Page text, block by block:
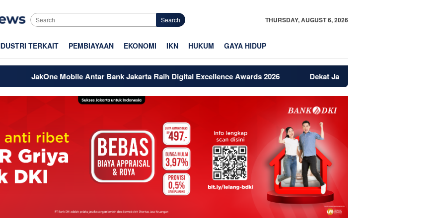
Search THURSDAY, AUGUST 6, 2026
TERKAIT PEMBIAYAAN EKONOMI IKN HUKUM GAYA HIDUP
Mobile Antar Bank Jakarta Raih Digital Excellence Awards 2026 Dekat Jakarta dan BSD, Bintaro Jadi Magnet